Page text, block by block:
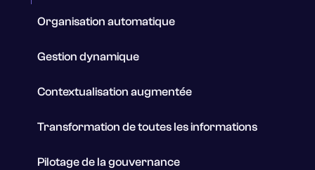
Organisation automatique
Gestion dynamique
Contextualisation augmentée
Transformation de toutes les informations
Pilotage de la gouvernance